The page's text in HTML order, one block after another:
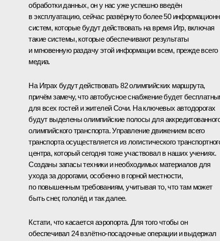
обработки данных, он у нас уже успешно введён
в эксплуатацию, сейчас развёрнуто более 50
систем, которые будут действовать на время Игр, включая
такие системы, которые обеспечивают результаты
и мгновенную раздачу этой информации всем, прежде всего
медиа.
На Играх будут действовать 82 олимпийских маршрута,
причём замечу, что автобусное снабжение будет
для всех гостей и жителей Сочи. На ключевых автодорогах
будут выделены олимпийские полосы для
олимпийского транспорта. Управление движением всего
транспорта осуществляется из логистического
центра, который сегодня тоже участвовал в наших учениях.
Созданы запасы техники и необходимых материалов для
ухода за дорогами, особенно в горной местности,
по повышенным требованиям, учитывая то, что там может
быть снег, гололёд и так далее.
Кстати, что касается аэропорта. Для того чтобы он
обеспечивал 24 взлётно-посадочные операции и выдержал